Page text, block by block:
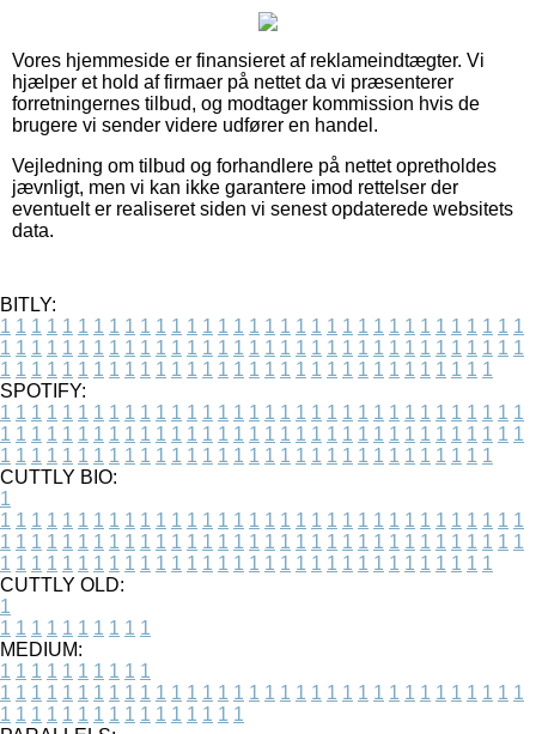
Vores hjemmeside er finansieret af reklameindtægter. Vi
hjælper et hold af firmaer på nettet da vi præsenterer
forretningernes tilbud, og modtager kommission hvis de
brugere vi sender videre udfører en handel.
Vejledning om tilbud og forhandlere på nettet opretholdes
jævnligt, men vi kan ikke garantere imod rettelser der
eventuelt er realiseret siden vi senest opdaterede websitets
data.
BITLY:
1 1 1 1 1 1 1 1 1 1 1 1 1 1 1 1 1 1 1 1 1 1 1 1 1 1 1 1 1 1 1 1 1 1
1 1 1 1 1 1 1 1 1 1 1 1 1 1 1 1 1 1 1 1 1 1 1 1 1 1 1 1 1 1 1 1 1 1
1 1 1 1 1 1 1 1 1 1 1 1 1 1 1 1 1 1 1 1 1 1 1 1 1 1 1 1 1 1 1 1
SPOTIFY:
1 1 1 1 1 1 1 1 1 1 1 1 1 1 1 1 1 1 1 1 1 1 1 1 1 1 1 1 1 1 1 1 1 1
1 1 1 1 1 1 1 1 1 1 1 1 1 1 1 1 1 1 1 1 1 1 1 1 1 1 1 1 1 1 1 1 1 1
1 1 1 1 1 1 1 1 1 1 1 1 1 1 1 1 1 1 1 1 1 1 1 1 1 1 1 1 1 1 1 1
CUTTLY BIO:
1
1 1 1 1 1 1 1 1 1 1 1 1 1 1 1 1 1 1 1 1 1 1 1 1 1 1 1 1 1 1 1 1 1 1
1 1 1 1 1 1 1 1 1 1 1 1 1 1 1 1 1 1 1 1 1 1 1 1 1 1 1 1 1 1 1 1 1 1
1 1 1 1 1 1 1 1 1 1 1 1 1 1 1 1 1 1 1 1 1 1 1 1 1 1 1 1 1 1 1 1
CUTTLY OLD:
1
1 1 1 1 1 1 1 1 1 1
MEDIUM:
1 1 1 1 1 1 1 1 1 1
1 1 1 1 1 1 1 1 1 1 1 1 1 1 1 1 1 1 1 1 1 1 1 1 1 1 1 1 1 1 1 1 1 1
1 1 1 1 1 1 1 1 1 1 1 1 1 1 1 1